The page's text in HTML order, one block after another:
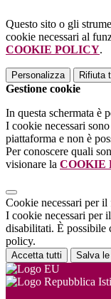
Questo sito o gli
cookie necessari al
COOKIE POLICY.
Personalizza Rifiuta
Gestione cookie
In questa schermata è
I cookie necessari
piattaforma e non è
Per conoscere quali
visionare la COOKIE
Cookie necessari per
I cookie necessari per
disabilitati. È possibile
policy.
Accetta tutti Salva